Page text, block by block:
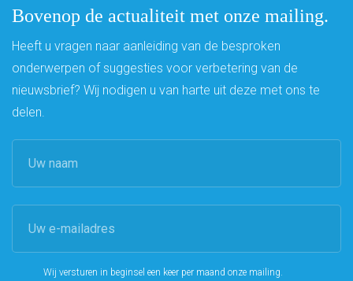
Bovenop de actualiteit met onze mailing.
Heeft u vragen naar aanleiding van de besproken
onderwerpen of suggesties voor verbetering van de
nieuwsbrief? Wij nodigen u van harte uit deze met ons te
delen.
Wij versturen in beginsel een keer per maand onze mailing.